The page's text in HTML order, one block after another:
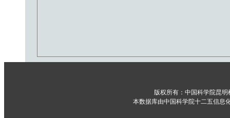
版权所有：中国科学院昆
本数据库由中国科学院十二五信息